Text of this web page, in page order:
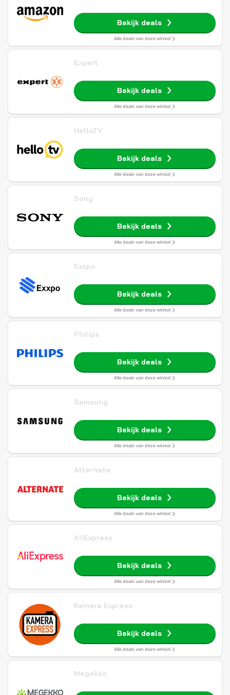
Bekijk deals
Alle deals van deze winkel
Expert
Bekijk deals
Alle deals van deze winkel
HelloTV
Bekijk deals
Alle deals van deze winkel
Sony
Bekijk deals
Alle deals van deze winkel
Exxpo
Bekijk deals
Alle deals van deze winkel
Philips
Bekijk deals
Alle deals van deze winkel
Samsung
Bekijk deals
Alle deals van deze winkel
Alternate
Bekijk deals
Alle deals van deze winkel
AliExpress
Bekijk deals
Alle deals van deze winkel
Kamera Express
Bekijk deals
Alle deals van deze winkel
Megekko